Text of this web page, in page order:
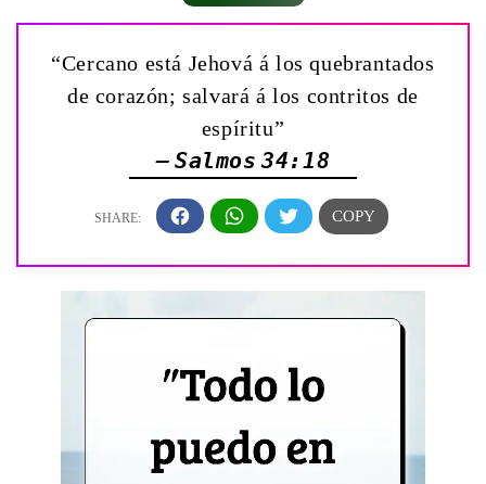
“Cercano está Jehová á los quebrantados
de corazón; salvará á los contritos de
espíritu”
— Salmos 34:18